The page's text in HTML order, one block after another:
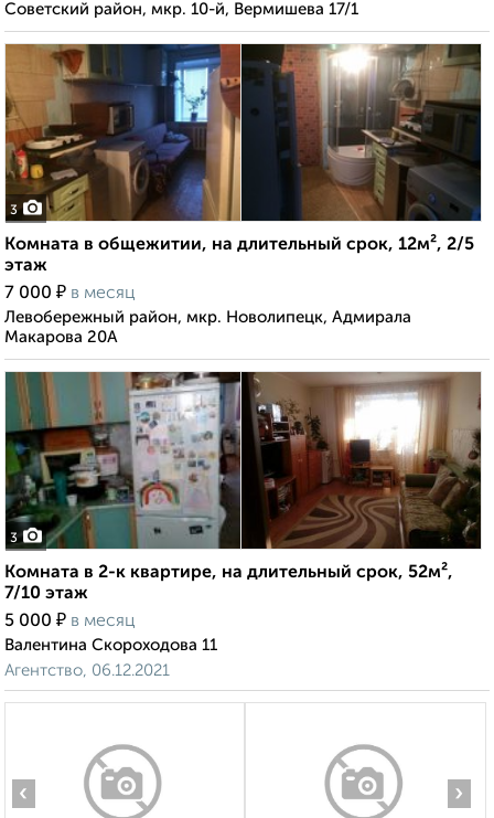
Советский район, мкр. 10-й, Вермишева 17/1
3
Комната в общежитии, на длительный срок, 12м², 2/5
этаж
7 000 ₽ в месяц
Левобережный район, мкр. Новолипецк, Адмирала
Макарова 20А
3
Комната в 2-к квартире, на длительный срок, 52м²,
7/10 этаж
5 000 ₽ в месяц
Валентина Скороходова 11
Агентство, 06.12.2021
‹ ›